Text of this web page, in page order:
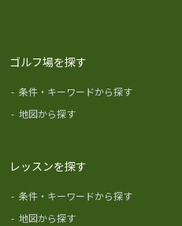
ゴルフ場を探す
- 条件・キーワードから探す
- 地図から探す
レッスンを探す
- 条件・キーワードから探す
- 地図から探す